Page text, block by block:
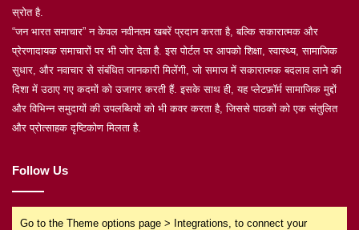
स्रोत है.
“जन भारत समाचार” न केवल नवीनतम खबरें प्रदान करता है, बल्कि सकारात्मक और
प्रेरणादायक समाचारों पर भी जोर देता है. इस पोर्टल पर आपको शिक्षा, स्वास्थ्य, सामाजिक
सुधार, और नवाचार से संबंधित जानकारी मिलेंगी, जो समाज में सकारात्मक बदलाव लाने की
दिशा में उठाए गए कदमों को उजागर करती हैं. इसके साथ ही, यह प्लेटफ़ॉर्म सामाजिक मुद्दों
और विभिन्न समुदायों की उपलब्धियों को भी कवर करता है, जिससे पाठकों को एक संतुलित
और प्रोत्साहक दृष्टिकोण मिलता है.
Follow Us
Go to the Theme options page > Integrations, to connect your